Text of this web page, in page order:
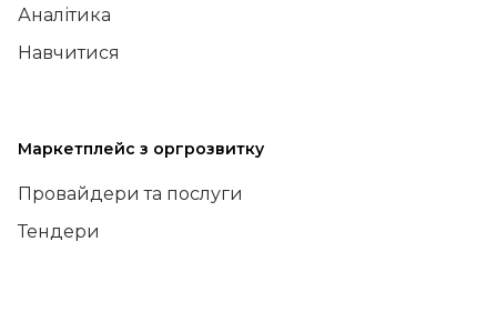
Аналітика
Навчитися
Маркетплейс з оргрозвитку
Провайдери та послуги
Тендери